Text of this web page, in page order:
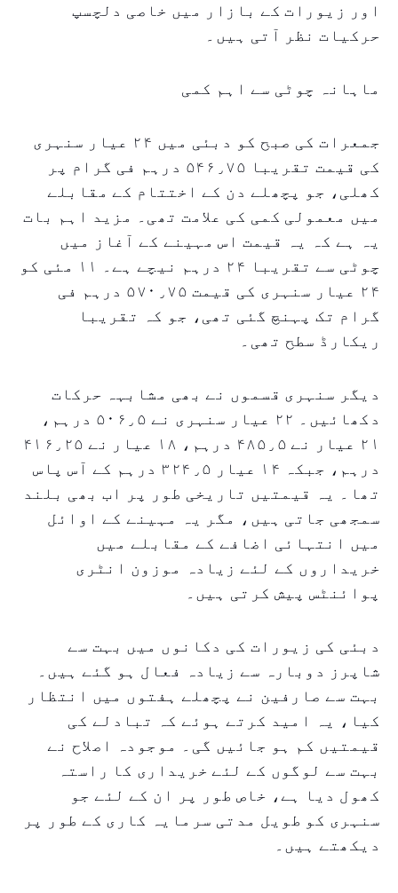
اور زیورات کے بازار میں خاصی دلچسپ
حرکیات نظر آتی ہیں۔
ماہانہ چوٹی سے اہم کمی
جمعرات کی صبح کو دبئی میں ۲۴ عیار سنہری
کی قیمت تقریبا ۵۴۶٫۷۵ درہم فی گرام پر
کھلی، جو پچھلے دن کے اختتام کے مقابلے
میں معمولی کمی کی علامت تھی۔ مزید اہم بات
یہ ہے کہ یہ قیمت اس مہینے کے آغاز میں
چوٹی سے تقریبا ۲۴ درہم نیچے ہے۔ ۱۱ مئی کو
۲۴ عیار سنہری کی قیمت ۵۷۰٫۷۵ درہم فی
گرام تک پہنچ گئی تھی، جو کہ تقریبا
ریکارڈ سطح تھی۔
دیگر سنہری قسموں نے بھی مشابہہ حرکات
دکھائیں۔ ۲۲ عیار سنہری نے ۵۰۶٫۵ درہم،
۲۱ عیار نے ۴۸۵٫۵ درہم، ۱۸ عیار نے ۴۱۶٫۲۵
درہم، جبکہ ۱۴ عیار ۳۲۴٫۵ درہم کے آس پاس
تھا۔ یہ قیمتیں تاریخی طور پر اب بھی بلند
سمجھی جاتی ہیں، مگر یہ مہینے کے اوائل
میں انتہائی اضافے کے مقابلے میں
خریداروں کے لئے زیادہ موزون انٹری
پوائنٹس پیش کرتی ہیں۔
دبئی کی زیورات کی دکانوں میں بہت سے
شاپرز دوبارہ سے زیادہ فعال ہو گئے ہیں۔
بہت سے صارفین نے پچھلے ہفتوں میں انتظار
کیا، یہ امید کرتے ہوئے کہ تبادلے کی
قیمتیں کم ہو جائیں گی۔ موجودہ اصلاح نے
بہت سے لوگوں کے لئے خریداری کا راستہ
کھول دیا ہے، خاص طور پر ان کے لئے جو
سنہری کو طویل مدتی سرمایہ کاری کے طور پر
دیکھتے ہیں۔